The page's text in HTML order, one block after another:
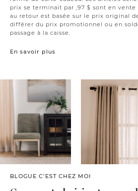
prix se terminait par ,97 $ sont en vente
au retour est basée sur le prix original
différer du prix promotionnel ou en
passage à la caisse.
En savoir plus
BLOGUE C’EST CHEZ MOI